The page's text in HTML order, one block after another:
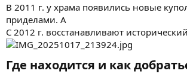
В 2011 г. у храма появились новые
приделами. А
С 2012 г. восстанавливают
Где находится и как